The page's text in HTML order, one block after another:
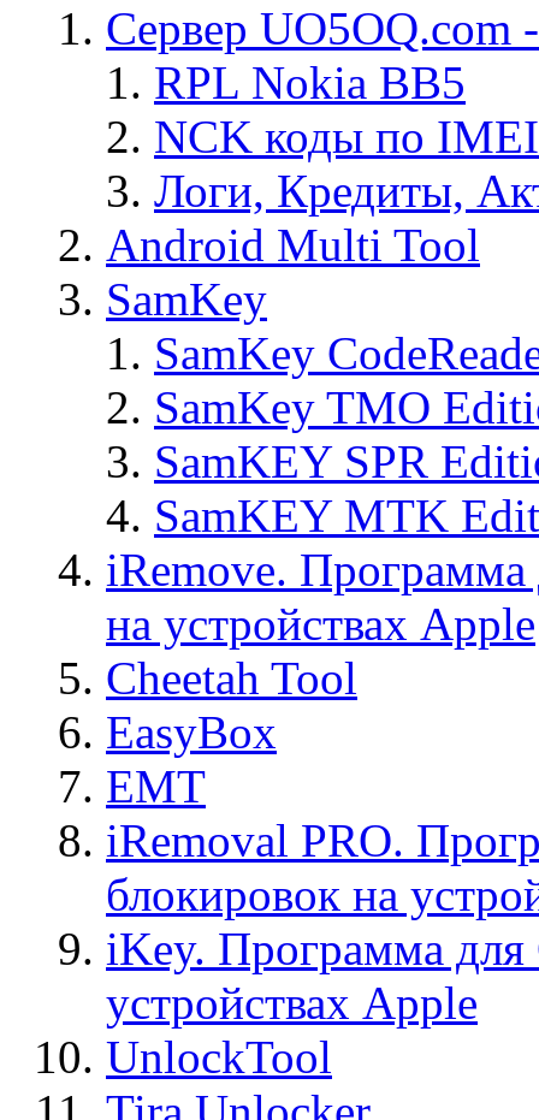
Сервер
RPL Nokia BB5
NCK коды по IMEI
Логи, Кредиты,
Android Multi Tool
SamKey
SamKey
SamKey TMO
SamKEY SPR
SamKEY MTK
iRemove. Программа
на устройствах Apple
Cheetah Tool
EasyBox
EMT
iRemoval PRO.
блокировок на
iKey. Программа для
устройствах Apple
UnlockTool